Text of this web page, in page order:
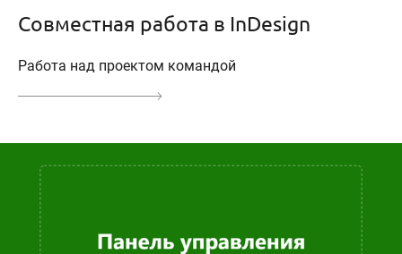
Совместная работа в InDesign
Работа над проектом командой